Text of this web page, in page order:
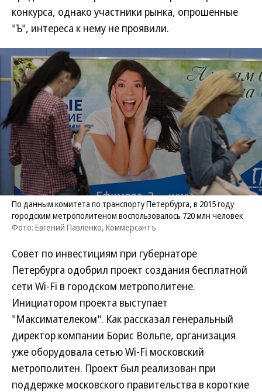
конкурса, однако участники рынка, опрошенные
"Ъ", интереса к нему не проявили.
По данным комитета по транспорту Петербурга, в 2015 году
городским метрополитеном воспользовалось 720 млн человек
Фото: Евгений Павленко, Коммерсантъ
Совет по инвестициям при губернаторе
Петербурга одобрил проект создания бесплатной
сети Wi-Fi в городском метрополитене.
Инициатором проекта выступает
"Максимателеком". Как рассказал генеральный
директор компании Борис Вольпе, организация
уже оборудовала сетью Wi-Fi московский
метрополитен. Проект был реализован при
поддержке московского правительства в короткие